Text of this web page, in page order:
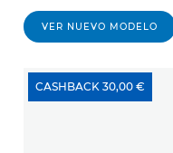
VER NUEVO MODELO
CASHBACK 30,00 €